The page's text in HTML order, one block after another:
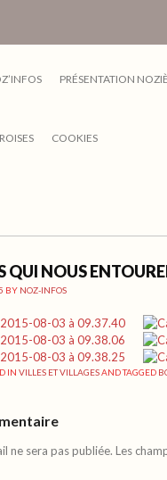
PRÉSENTATION
COOKIES
QUI NOUS
BY NOZ-INFOS
IN VILLES ET VILLAGESAND TAGGED
ne sera pas publiée. Les